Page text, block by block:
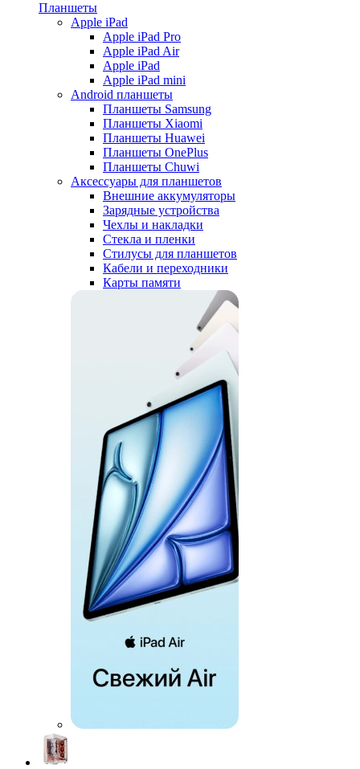
Планшеты
Apple iPad
Apple iPad Pro
Apple iPad Air
Apple iPad
Apple iPad mini
Android планшеты
Планшеты Samsung
Планшеты Xiaomi
Планшеты Huawei
Планшеты OnePlus
Планшеты Chuwi
Аксессуары для планшетов
Внешние аккумуляторы
Зарядные устройства
Чехлы и накладки
Стекла и пленки
Стилусы для планшетов
Кабели и переходники
Карты памяти